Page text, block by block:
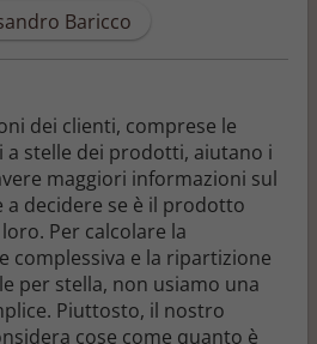
Baricco
dei clienti, comprese le
a stelle dei prodotti, aiutano i
maggiori informazioni sul
decidere se è il prodotto
Per calcolare la
complessiva e la ripartizione
per stella, non usiamo una
Piuttosto, il nostro
cose come quanto è